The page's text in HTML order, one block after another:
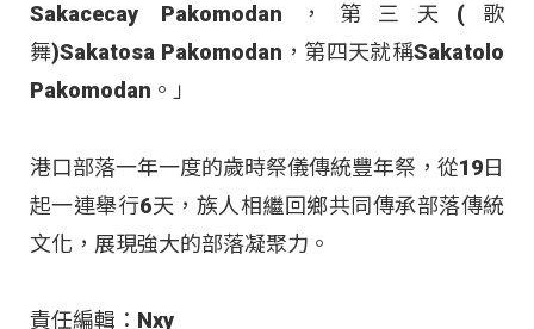
Sakacecay Pakomodan，第三天(歌
舞)Sakatosa Pakomodan，第四天就稱Sakatolo
Pakomodan。」
港口部落一年一度的歲時祭儀傳統豐年祭，從19日
起一連舉行6天，族人相繼回鄉共同傳承部落傳統
文化，展現強大的部落凝聚力。
責任編輯：Nxy